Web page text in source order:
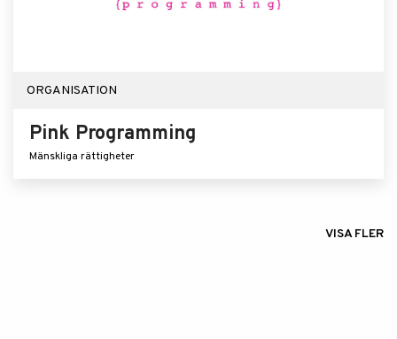
ORGANISATION
Pink Programming
Mänskliga rättigheter
VISA FLER